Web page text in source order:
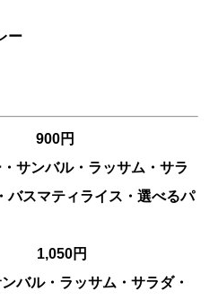
ー
円
サンバル・ラッサム・サラ
バスマティライス・選べるパ
円
バル・ラッサム・サラダ・